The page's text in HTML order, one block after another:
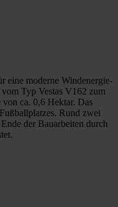
eine moderne Windenergie-
Typ Vestas V162 zum
ca. 0,6 Hektar. Das
Rund zwei
der Bauarbeiten durch